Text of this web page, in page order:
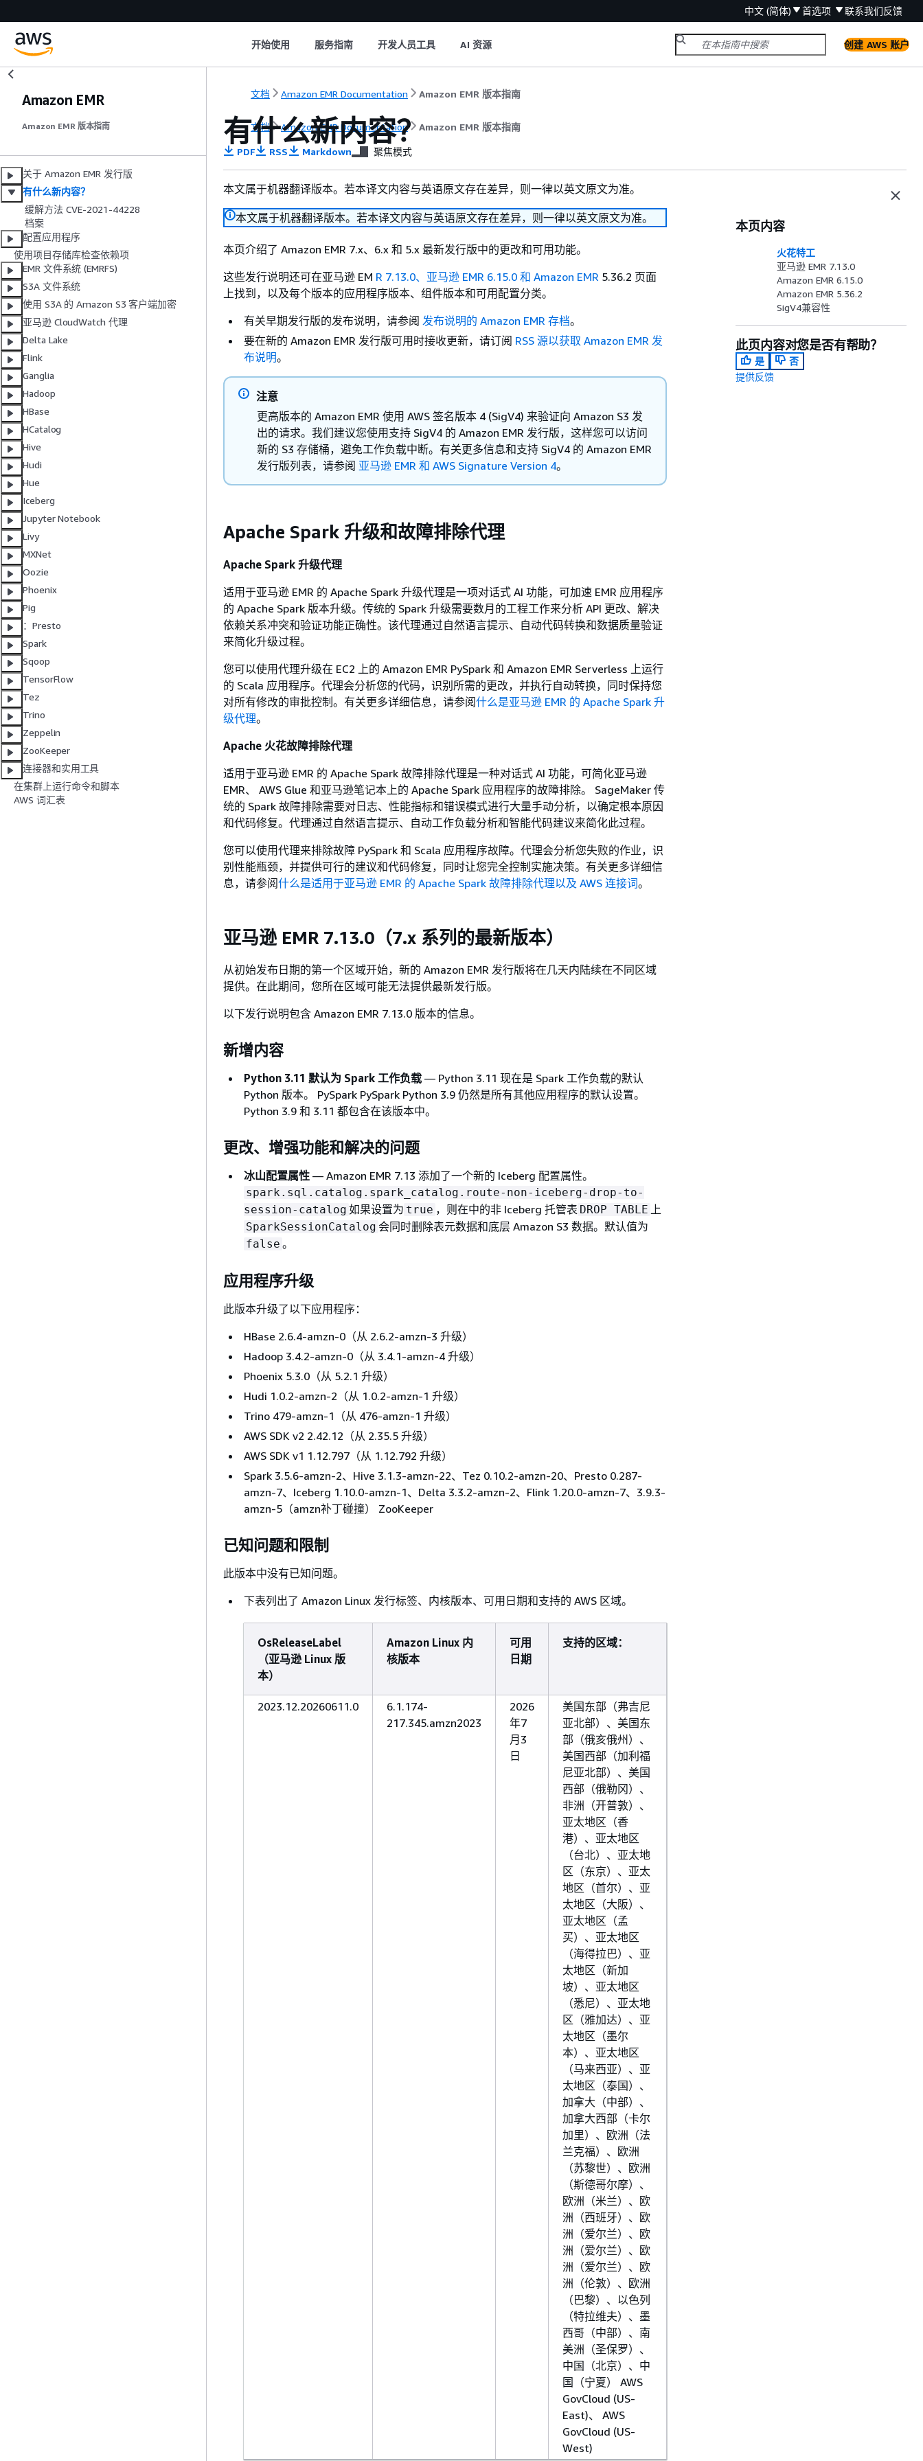
中文 (简体) 首选项 联系我们反馈
开始使用 服务指南 开发人员工具 AI 资源 创建 AWS 账户
Amazon EMR
Amazon EMR 版本指南
关于 Amazon EMR 发行版
有什么新内容？
缓解方法 CVE-2021-44228
档案
配置应用程序
使用项目存储库检查依赖项
EMR 文件系统 (EMRFS)
S3A 文件系统
使用 S3A 的 Amazon S3 客户端加密
亚马逊 CloudWatch 代理
Delta Lake
Flink
Ganglia
Hadoop
HBase
HCatalog
Hive
Hudi
Hue
Iceberg
Jupyter Notebook
Livy
MXNet
Oozie
Phoenix
Pig
：Presto
Spark
Sqoop
TensorFlow
Tez
Trino
Zeppelin
ZooKeeper
连接器和实用工具
在集群上运行命令和脚本
AWS 词汇表
文档 Amazon EMR Documentation Amazon EMR 版本指南
文档 Amazon EMR Documentation Amazon EMR 版本指南
有什么新内容？
PDF RSS Markdown 聚焦模式
本文属于机器翻译版本。若本译文内容与英语原文存在差异，则一律以英文原文为准。
本文属于机器翻译版本。若本译文内容与英语原文存在差异，则一律以英文原文为准。
本页介绍了 Amazon EMR 7.x、6.x 和 5.x 最新发行版中的更改和可用功能。
这些发行说明还可在亚马逊 EM R 7.13.0、亚马逊 EMR 6.15.0 和 Amazon EMR 5.36.2 页面
上找到，以及每个版本的应用程序版本、组件版本和可用配置分类。
有关早期发行版的发布说明，请参阅 发布说明的 Amazon EMR 存档。
要在新的 Amazon EMR 发行版可用时接收更新，请订阅 RSS 源以获取 Amazon EMR 发
布说明。
注意
更高版本的 Amazon EMR 使用 AWS 签名版本 4 (SigV4) 来验证向 Amazon S3 发
出的请求。我们建议您使用支持 SigV4 的 Amazon EMR 发行版，这样您可以访问
新的 S3 存储桶，避免工作负载中断。有关更多信息和支持 SigV4 的 Amazon EMR
发行版列表，请参阅 亚马逊 EMR 和 AWS Signature Version 4。
Apache Spark 升级和故障排除代理
Apache Spark 升级代理
适用于亚马逊 EMR 的 Apache Spark 升级代理是一项对话式 AI 功能，可加速 EMR 应用程序
的 Apache Spark 版本升级。传统的 Spark 升级需要数月的工程工作来分析 API 更改、解决
依赖关系冲突和验证功能正确性。该代理通过自然语言提示、自动代码转换和数据质量验证
来简化升级过程。
您可以使用代理升级在 EC2 上的 Amazon EMR PySpark 和 Amazon EMR Serverless 上运行
的 Scala 应用程序。代理会分析您的代码，识别所需的更改，并执行自动转换，同时保持您
对所有修改的审批控制。有关更多详细信息，请参阅什么是亚马逊 EMR 的 Apache Spark 升
级代理。
Apache 火花故障排除代理
适用于亚马逊 EMR 的 Apache Spark 故障排除代理是一种对话式 AI 功能，可简化亚马逊
EMR、 AWS Glue 和亚马逊笔记本上的 Apache Spark 应用程序的故障排除。 SageMaker 传
统的 Spark 故障排除需要对日志、性能指标和错误模式进行大量手动分析，以确定根本原因
和代码修复。代理通过自然语言提示、自动工作负载分析和智能代码建议来简化此过程。
您可以使用代理来排除故障 PySpark 和 Scala 应用程序故障。代理会分析您失败的作业，识
别性能瓶颈，并提供可行的建议和代码修复，同时让您完全控制实施决策。有关更多详细信
息，请参阅什么是适用于亚马逊 EMR 的 Apache Spark 故障排除代理以及 AWS 连接词。
亚马逊 EMR 7.13.0（7.x 系列的最新版本）
从初始发布日期的第一个区域开始，新的 Amazon EMR 发行版将在几天内陆续在不同区域
提供。在此期间，您所在区域可能无法提供最新发行版。
以下发行说明包含 Amazon EMR 7.13.0 版本的信息。
新增内容
Python 3.11 默认为 Spark 工作负载 — Python 3.11 现在是 Spark 工作负载的默认
Python 版本。 PySpark PySpark Python 3.9 仍然是所有其他应用程序的默认设置。
Python 3.9 和 3.11 都包含在该版本中。
更改、增强功能和解决的问题
冰山配置属性 — Amazon EMR 7.13 添加了一个新的 Iceberg 配置属性。
spark.sql.catalog.spark_catalog.route-non-iceberg-drop-to-
session-catalog 如果设置为 true ，则在中的非 Iceberg 托管表 DROP TABLE 上
SparkSessionCatalog 会同时删除表元数据和底层 Amazon S3 数据。默认值为
false 。
应用程序升级
此版本升级了以下应用程序：
HBase 2.6.4-amzn-0（从 2.6.2-amzn-3 升级）
Hadoop 3.4.2-amzn-0（从 3.4.1-amzn-4 升级）
Phoenix 5.3.0（从 5.2.1 升级）
Hudi 1.0.2-amzn-2（从 1.0.2-amzn-1 升级）
Trino 479-amzn-1（从 476-amzn-1 升级）
AWS SDK v2 2.42.12（从 2.35.5 升级）
AWS SDK v1 1.12.797（从 1.12.792 升级）
Spark 3.5.6-amzn-2、Hive 3.1.3-amzn-22、Tez 0.10.2-amzn-20、Presto 0.287-
amzn-7、Iceberg 1.10.0-amzn-1、Delta 3.3.2-amzn-2、Flink 1.20.0-amzn-7、3.9.3-
amzn-5（amzn补丁碰撞） ZooKeeper
已知问题和限制
此版本中没有已知问题。
下表列出了 Amazon Linux 发行标签、内核版本、可用日期和支持的 AWS 区域。
OsReleaseLabel
（亚马逊 Linux 版
本）
Amazon Linux 内
核版本
可用
日期
支持的区域：
2023.12.20260611.0
6.1.174-
217.345.amzn2023
2026
年7
月3
日
美国东部（弗吉尼
亚北部）、美国东
部（俄亥俄州）、
美国西部（加利福
尼亚北部）、美国
西部（俄勒冈）、
非洲（开普敦）、
亚太地区（香
港）、亚太地区
（台北）、亚太地
区（东京）、亚太
地区（首尔）、亚
太地区（大阪）、
亚太地区（孟
买）、亚太地区
（海得拉巴）、亚
太地区（新加
坡）、亚太地区
（悉尼）、亚太地
区（雅加达）、亚
太地区（墨尔
本）、亚太地区
（马来西亚）、亚
太地区（泰国）、
加拿大（中部）、
加拿大西部（卡尔
加里）、欧洲（法
兰克福）、欧洲
（苏黎世）、欧洲
（斯德哥尔摩）、
欧洲（米兰）、欧
洲（西班牙）、欧
洲（爱尔兰）、欧
洲（爱尔兰）、欧
洲（爱尔兰）、欧
洲（伦敦）、欧洲
（巴黎）、以色列
（特拉维夫）、墨
西哥（中部）、南
美洲（圣保罗）、
中国（北京）、中
国（宁夏） AWS
GovCloud (US-
East)、 AWS
GovCloud (US-
West)
本页内容
火花特工
亚马逊 EMR 7.13.0
Amazon EMR 6.15.0
Amazon EMR 5.36.2
SigV4兼容性
此页内容对您是否有帮助？
是
否
提供反馈